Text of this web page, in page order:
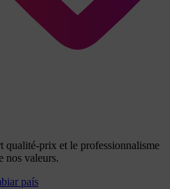
qualité-prix et le professionnalisme
nos valeurs.
país